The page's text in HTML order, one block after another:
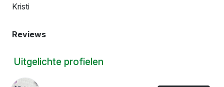
Kristi
Reviews
Uitgelichte profielen